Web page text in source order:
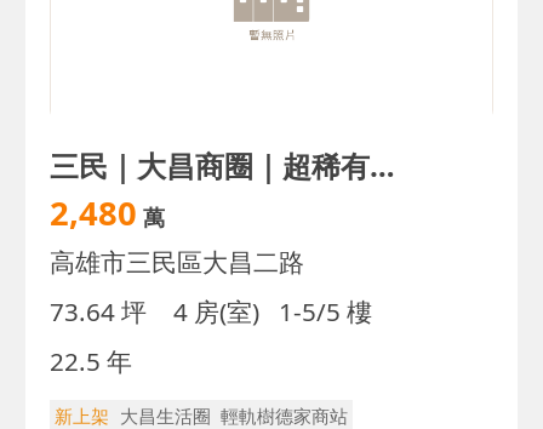
三民｜大昌商圈｜超稀有輕屋齡｜4房車庫透天｜出價談
2,480 萬
高雄市三民區大昌二路
73.64 坪
4 房(室)
1-5/5 樓
22.5 年
新上架 大昌生活圈 輕軌樹德家商站